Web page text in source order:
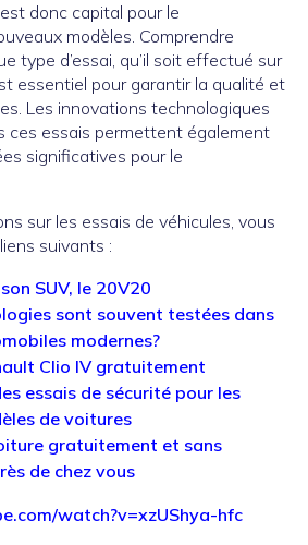
donc capital pour le
modèles. Comprendre
type d’essai, qu’il soit effectué sur
essentiel pour garantir la qualité et
Les innovations technologiques
ces essais permettent également
significatives pour le
sur les essais de véhicules, vous
suivants :
SUV, le 20V20
sont souvent testées dans
modernes?
Clio IV gratuitement
essais de sécurité pour les
de voitures
gratuitement et sans
de chez vous
watch?v=xzUShya-hfc